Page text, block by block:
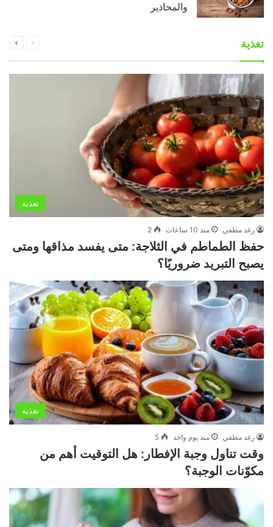
والمحاذير
تغذية الصفحةالصفحة
تغذية
رغد مطفي منذ 10 ساعات 2
حفظ الطماطم في الثلاجة: متى يفسد مذاقها ومتى
يصبح التبريد ضروريًا؟
تغذية
رغد مطفي منذ يوم واحد 5
وقت تناول وجبة الإفطار: هل التوقيت أهم من
مكوّنات الوجبة؟